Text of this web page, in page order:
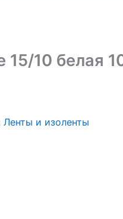
15/10 белая
Ленты и изоленты